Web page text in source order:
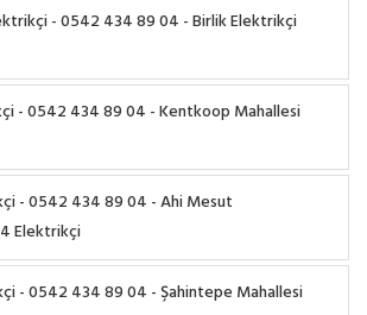
- 0542 434 89 04 - Birlik Elektrikçi
- 0542 434 89 04 - Kentkoop Mahallesi
- 0542 434 89 04 - Ahi Mesut
Elektrikçi
- 0542 434 89 04 - Şahintepe Mahallesi